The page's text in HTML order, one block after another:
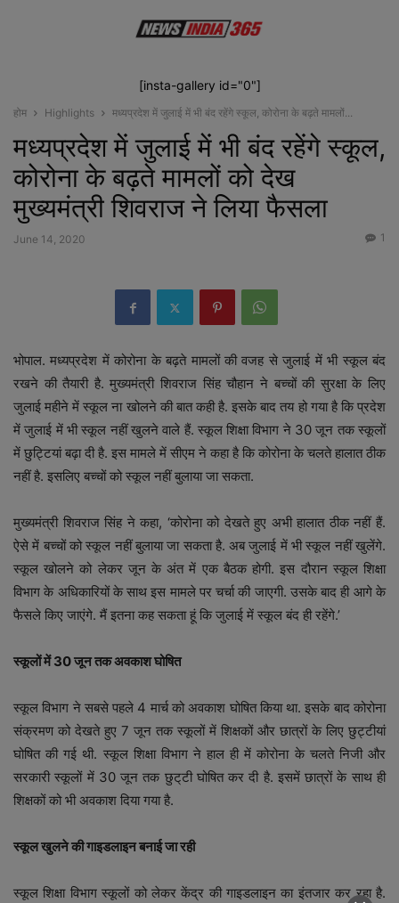
[insta-gallery id="0"]
होम Highlights मध्यप्रदेश में जुलाई में भी बंद रहेंगे स्कूल, कोरोना के बढ़ते मामलों...
मध्यप्रदेश में जुलाई में भी बंद रहेंगे स्कूल,
कोरोना के बढ़ते मामलों को देख
मुख्यमंत्री शिवराज ने लिया फैसला
June 14, 2020 1
भोपाल. मध्यप्रदेश में कोरोना के बढ़ते मामलों की वजह से जुलाई में भी स्कूल बंद
रखने की तैयारी है. मुख्यमंत्री शिवराज सिंह चौहान ने बच्चों की सुरक्षा के लिए
जुलाई महीने में स्कूल ना खोलने की बात कही है. इसके बाद तय हो गया है कि प्रदेश
में जुलाई में भी स्कूल नहीं खुलने वाले हैं. स्कूल शिक्षा विभाग ने 30 जून तक स्कूलों
में छुट्टियां बढ़ा दी है. इस मामले में सीएम ने कहा है कि कोरोना के चलते हालात ठीक
नहीं है. इसलिए बच्चों को स्कूल नहीं बुलाया जा सकता.
मुख्यमंत्री शिवराज सिंह ने कहा, ‘कोरोना को देखते हुए अभी हालात ठीक नहीं हैं.
ऐसे में बच्चों को स्कूल नहीं बुलाया जा सकता है. अब जुलाई में भी स्कूल नहीं खुलेंगे.
स्कूल खोलने को लेकर जून के अंत में एक बैठक होगी. इस दौरान स्कूल शिक्षा
विभाग के अधिकारियों के साथ इस मामले पर चर्चा की जाएगी. उसके बाद ही आगे के
फैसले किए जाएंगे. मैं इतना कह सकता हूं कि जुलाई में स्कूल बंद ही रहेंगे.’
स्कूलों में 30 जून तक अवकाश घोषित
स्कूल विभाग ने सबसे पहले 4 मार्च को अवकाश घोषित किया था. इसके बाद कोरोना
संक्रमण को देखते हुए 7 जून तक स्कूलों में शिक्षकों और छात्रों के लिए छुट्टीयां
घोषित की गई थी. स्कूल शिक्षा विभाग ने हाल ही में कोरोना के चलते निजी और
सरकारी स्कूलों में 30 जून तक छुट्‌टी घोषित कर दी है. इसमें छात्रों के साथ ही
शिक्षकों को भी अवकाश दिया गया है.
स्कूल खुलने की गाइडलाइन बनाई जा रही
स्कूल शिक्षा विभाग स्कूलों को लेकर केंद्र की गाइडलाइन का इंतजार कर रहा है.